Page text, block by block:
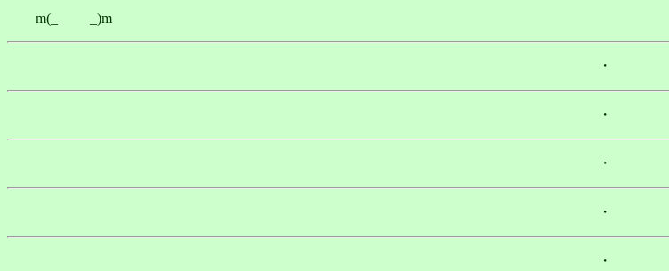
m(_ _)m
・
・
・
・
・